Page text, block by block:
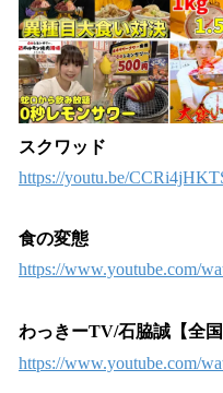
スクワッド
https://youtu.be/
食の変態
https://www.youtube.com/
わっきーTV/石脇誠【全
https://www.youtube.com/